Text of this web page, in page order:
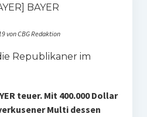
BAYER
von CBG Redaktion
Republikaner im
teuer. Mit 400.000 Dollar
Multi dessen